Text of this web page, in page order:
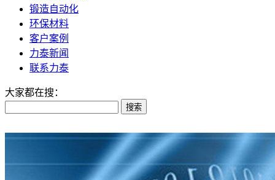
锻造自动化
环保材料
客户案例
力泰新闻
联系力泰
大家都在搜：